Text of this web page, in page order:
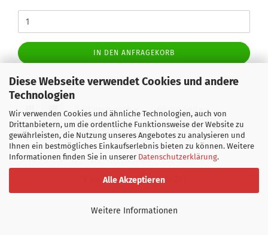
Diese Webseite verwendet Cookies und andere
Technologien
Wir verwenden Cookies und ähnliche Technologien, auch von
Drittanbietern, um die ordentliche Funktionsweise der Website zu
gewährleisten, die Nutzung unseres Angebotes zu analysieren und
Ihnen ein bestmögliches Einkaufserlebnis bieten zu können. Weitere
Informationen finden Sie in unserer Datenschutzerklärung.
Alle Akzeptieren
Weitere Informationen
IN DEN ANFRAGEKORB
Sortieren nach 60 pro Seite
1
27(von insgesamt